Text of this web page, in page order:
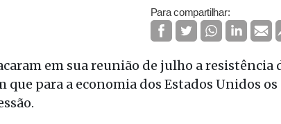
Para compartilhar:
em sua reunião de julho a resistência
para a economia dos Estados Unidos os